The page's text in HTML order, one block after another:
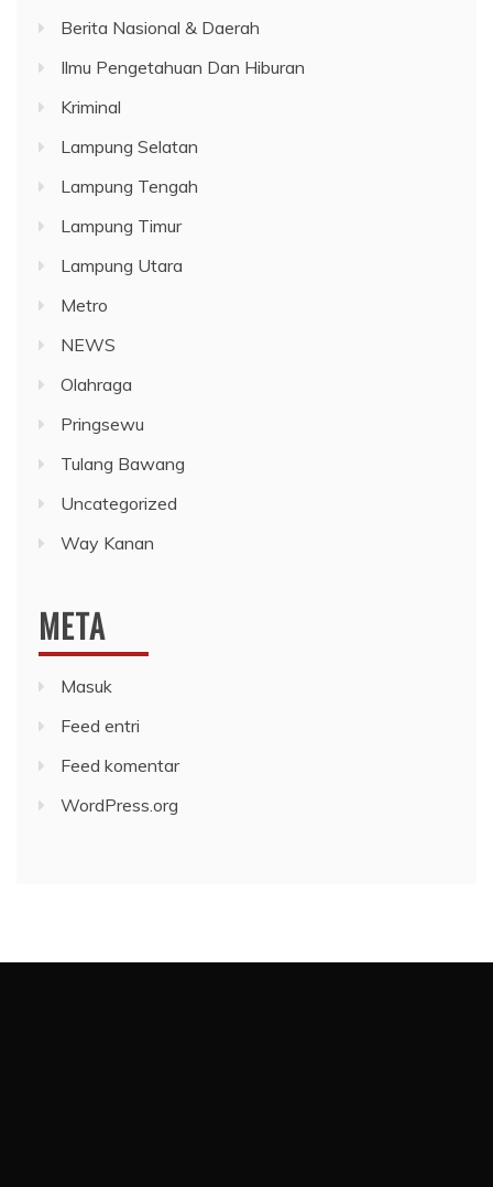
Berita Nasional & Daerah
Ilmu Pengetahuan Dan Hiburan
Kriminal
Lampung Selatan
Lampung Tengah
Lampung Timur
Lampung Utara
Metro
NEWS
Olahraga
Pringsewu
Tulang Bawang
Uncategorized
Way Kanan
META
Masuk
Feed entri
Feed komentar
WordPress.org